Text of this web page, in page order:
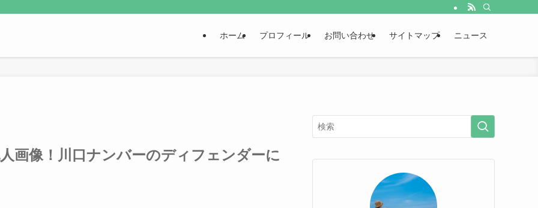
ホーム プロフィール お問い合わせ サイトマップ ニュース
画像！川口ナンバーのディフェンダーに